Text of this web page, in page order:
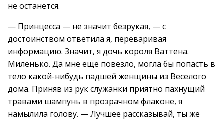
не останется.
— Принцесса — не значит безрукая, — с
достоинством ответила я, переваривая
информацию. Значит, я дочь короля Ваттена.
Миленько. Да мне еще повезло, могла бы попасть в
тело какой-нибудь падшей женщины из Веселого
дома. Приняв из рук служанки приятно пахнущий
травами шампунь в прозрачном флаконе, я
намылила голову. — Лучшее рассказывай, ты же